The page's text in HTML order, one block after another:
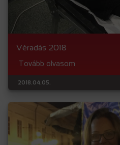
Véradás 2018
Tovább olvasom
2018.04.05.